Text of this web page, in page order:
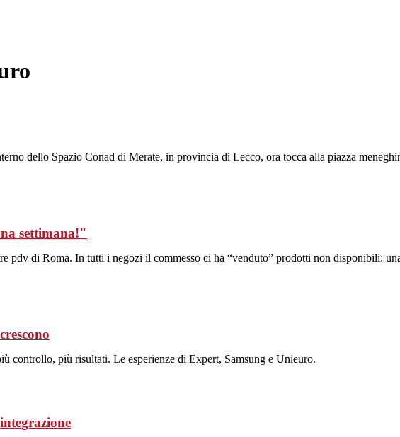
dello Spazio Conad di Merate, in provincia di Lecco, ora tocca alla piazza
settimana!"
pdv di Roma. In tutti i negozi il commesso ci ha “venduto” prodotti non disponibili:
controllo, più risultati. Le esperienze di Expert, Samsung e Unieuro.